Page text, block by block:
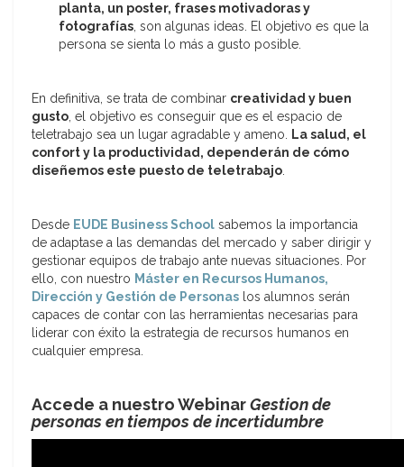
planta, un poster, frases motivadoras y
fotografías, son algunas ideas. El objetivo es que la
persona se sienta lo más a gusto posible.
En definitiva, se trata de combinar creatividad y buen
gusto, el objetivo es conseguir que es el espacio de
teletrabajo sea un lugar agradable y ameno. La salud, el
confort y la productividad, dependerán de cómo
diseñemos este puesto de teletrabajo.
Desde EUDE Business School sabemos la importancia
de adaptase a las demandas del mercado y saber dirigir y
gestionar equipos de trabajo ante nuevas situaciones. Por
ello, con nuestro Máster en Recursos Humanos,
Dirección y Gestión de Personas los alumnos serán
capaces de contar con las herramientas necesarias para
liderar con éxito la estrategia de recursos humanos en
cualquier empresa.
Accede a nuestro WebinarGestion de
personas en tiempos de incertidumbre